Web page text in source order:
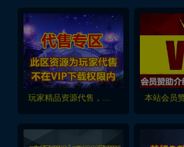
玩家精品资源代售，不在VIP下载范围内